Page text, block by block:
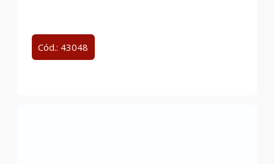
Cód.: 43048